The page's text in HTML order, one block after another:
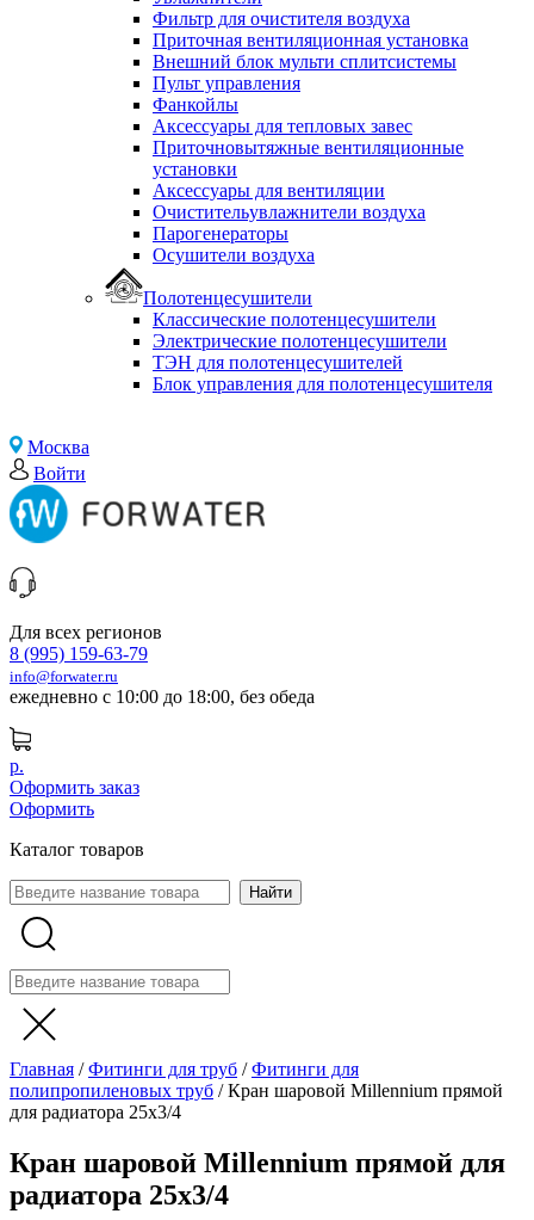
Фильтр для очистителя воздуха
Приточная вентиляционная установка
Внешний блок мульти сплитсистемы
Пульт управления
Фанкойлы
Аксессуары для тепловых завес
Приточновытяжные вентиляционные
установки
Аксессуары для вентиляции
Очистительувлажнители воздуха
Парогенераторы
Осушители воздуха
Полотенцесушители
Классические полотенцесушители
Электрические полотенцесушители
ТЭН для полотенцесушителей
Блок управления для полотенцесушителя
Москва
Войти
Для всех регионов
8 (995) 159-63-79
info@forwater.ru
ежедневно с 10:00 до 18:00, без обеда
р.
Оформить заказ
Оформить
Каталог товаров
Главная /Фитинги для труб /Фитинги для
полипропиленовых труб /Кран шаровой Millennium прямой
для радиатора 25х3/4
Кран шаровой Millennium прямой для
радиатора 25х3/4